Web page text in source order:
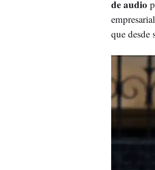
de audio
que desde